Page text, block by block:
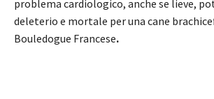
problema cardiologico, anche se lieve,
deleterio e mortale per una cane
Bouledogue Francese.